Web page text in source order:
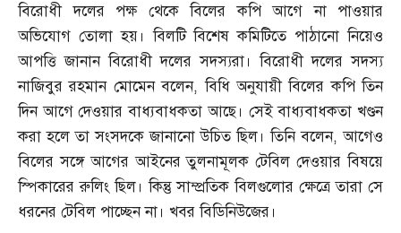
বিরোধী দলের পক্ষ থেকে বিলের কপি আগে না পাওয়ার
অভিযোগ তোলা হয়। বিলটি বিশেষ কমিটিতে পাঠানো নিয়েও
আপত্তি জানান বিরোধী দলের সদস্যরা। বিরোধী দলের সদস্য
নাজিবুর রহমান মোমেন বলেন,বিধি অনুযায়ী বিলের কপি তিন
দিন আগে দেওয়ার বাধ্যবাধকতা আছে। সেই বাধ্যবাধকতা খণ্ডন
করা হলে তা সংসদকে জানানো উচিত ছিল। তিনি বলেন,আগেও
বিলের সঙ্গে আগের আইনের তুলনামূলক টেবিল দেওয়ার বিষয়ে
স্পিকারের রুলিং ছিল। কিন্তু সাম্প্রতিক বিলগুলোর ক্ষেত্রে তারা সে
ধরনের টেবিল পাচ্ছেন না। খবর বিডিনিউজের।